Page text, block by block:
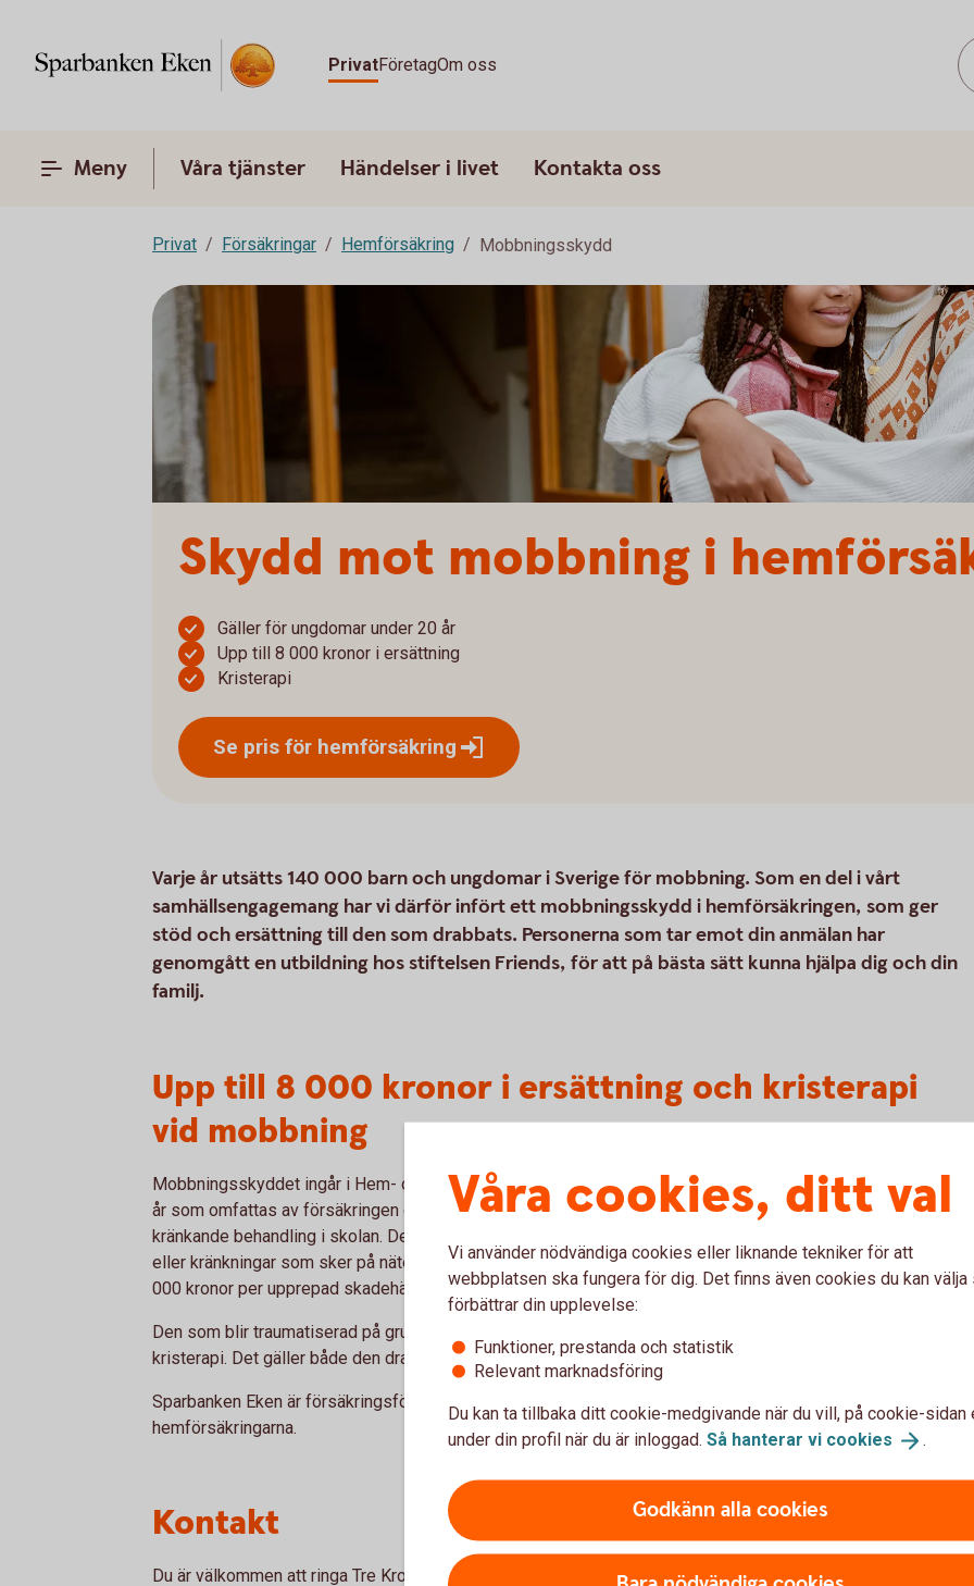
PrivatFöretagOm oss
Meny Våra tjänster Händelser i livet Kontakta oss
Privat Försäkringar Hemförsäkring Mobbningsskydd
Skydd mot mobbning i
Gäller för ungdomar under 20 år
Upp till 8 000 kronor i ersättning
Kristerapi
Se pris för hemförsäkring
Varje år utsätts 140 000 barn och ungdomar i Sverige för mobbning. Som en del i vårt
samhällsengagemang har vi därför infört ett mobbningsskydd i hemförsäkringen, som ger
stöd och ersättning till den som drabbats. Personerna som tar emot din anmälan har
genomgått en utbildning hos stiftelsen Friends, för att på bästa sätt kunna hjälpa dig och din
familj.
Upp till 8 000 kronor i ersättning och kristerapi
vid mobbning
Mobbningsskyddet ingår i Hem- och Villahem och gäller för barn och ungdomar under 20
år som omfattas av försäkringen och som drabbats av upprepad mobbning eller
kränkande behandling i skolan. Det kan till exempel vara att bli retad, slagen eller utfryst
eller kränkningar som sker på nätet. Mobbningsskyddet kan ge ersättning med upp till 8
000 kronor per upprepad skadehändelse, högst en gång per försäkrad och försäkringsår.
Den som blir traumatiserad på grund av mobbning har också rätt till 10 behandlingar
kristerapi. Det gäller både den drabbade och övriga som omfattas av försäkringen.
Sparbanken Eken är försäkringsförmedlare och Tre Kronor försäkringsgivare för
hemförsäkringarna.
Kontakt
Du är välkommen att ringa Tre Kronors support och anmäla skada om ditt barn har blivit
Våra cookies, ditt val
Vi använder nödvändiga cookies eller liknande tekniker för att
webbplatsen ska fungera för dig. Det finns även cookies du kan välja
förbättrar din upplevelse:
Funktioner, prestanda och statistik
Relevant marknadsföring
Du kan ta tillbaka ditt cookie-medgivande när du vill, på cookie-sidan
under din profil när du är inloggad. Så hanterar vi cookies .
Godkänn alla cookies